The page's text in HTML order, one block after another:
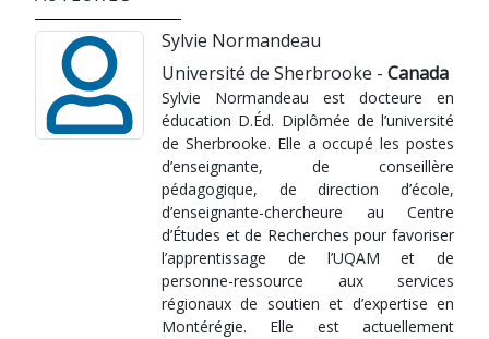
Sylvie Normandeau
Université de Sherbrooke - Canada
Sylvie Normandeau est docteure en
éducation D.Éd. Diplômée de l’université
de Sherbrooke. Elle a occupé les postes
d’enseignante, de conseillère
pédagogique, de direction d’école,
d’enseignante-chercheure au Centre
d’Études et de Recherches pour favoriser
l’apprentissage de l’UQAM et de
personne-ressource aux services
régionaux de soutien et d’expertise en
Montérégie. Elle est actuellement